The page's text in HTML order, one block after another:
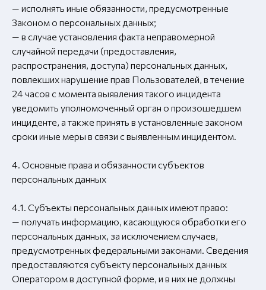
— исполнять иные обязанности, предусмотренные
Законом о персональных данных;
— в случае установления факта неправомерной
случайной передачи (предоставления,
распространения, доступа) персональных данных,
повлекших нарушение прав Пользователей, в течение
24 часов с момента выявления такого инцидента
уведомить уполномоченный орган о произошедшем
инциденте, а также принять в установленные законом
сроки иные меры в связи с выявленным инцидентом.
4. Основные права и обязанности субъектов
персональных данных
4.1. Субъекты персональных данных имеют право:
— получать информацию, касающуюся обработки его
персональных данных, за исключением случаев,
предусмотренных федеральными законами. Сведения
предоставляются субъекту персональных данных
Оператором в доступной форме, и в них не должны